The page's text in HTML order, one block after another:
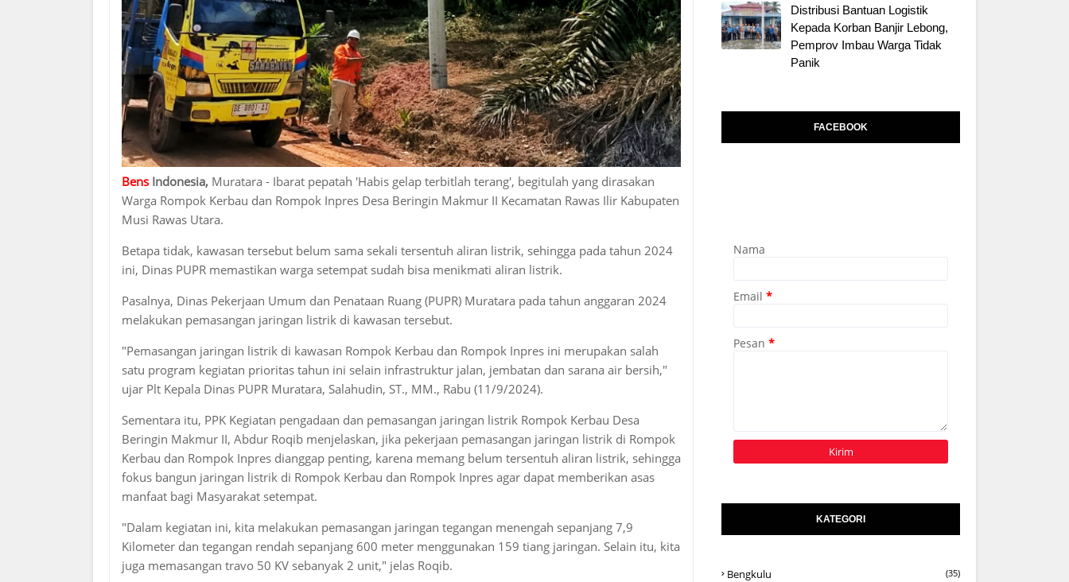
Bens Indonesia, Muratara - Ibarat pepatah 'Habis gelap terbitlah terang', begitulah yang dirasakan
Warga Rompok Kerbau dan Rompok Inpres Desa Beringin Makmur II Kecamatan Rawas Ilir Kabupaten
Musi Rawas Utara.
Betapa tidak, kawasan tersebut belum sama sekali tersentuh aliran listrik, sehingga pada tahun 2024
ini, Dinas PUPR memastikan warga setempat sudah bisa menikmati aliran listrik.
Pasalnya, Dinas Pekerjaan Umum dan Penataan Ruang (PUPR) Muratara pada tahun anggaran 2024
melakukan pemasangan jaringan listrik di kawasan tersebut.
"Pemasangan jaringan listrik di kawasan Rompok Kerbau dan Rompok Inpres ini merupakan salah
satu program kegiatan prioritas tahun ini selain infrastruktur jalan, jembatan dan sarana air bersih,"
ujar Plt Kepala Dinas PUPR Muratara, Salahudin, ST., MM., Rabu (11/9/2024).
Sementara itu, PPK Kegiatan pengadaan dan pemasangan jaringan listrik Rompok Kerbau Desa
Beringin Makmur II, Abdur Roqib menjelaskan, jika pekerjaan pemasangan jaringan listrik di Rompok
Kerbau dan Rompok Inpres dianggap penting, karena memang belum tersentuh aliran listrik, sehingga
fokus bangun jaringan listrik di Rompok Kerbau dan Rompok Inpres agar dapat memberikan asas
manfaat bagi Masyarakat setempat.
"Dalam kegiatan ini, kita melakukan pemasangan jaringan tegangan menengah sepanjang 7,9
Kilometer dan tegangan rendah sepanjang 600 meter menggunakan 159 tiang jaringan. Selain itu, kita
juga memasangan travo 50 KV sebanyak 2 unit," jelas Roqib.
Distribusi Bantuan Logistik
Kepada Korban Banjir Lebong,
Pemprov Imbau Warga Tidak
Panik
FACEBOOK
Nama
Email *
Pesan *
KATEGORI
Bengkulu (35)